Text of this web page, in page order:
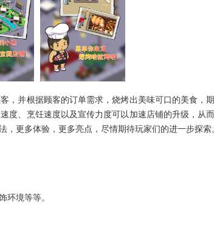
并根据顾客的订单需求，烧烤出美味可口的美食，
、烹饪速度以及宣传力度可以加速店铺的升级，
更多体验，更多亮点，尽情期待玩家们的进一步探索。
境等等。